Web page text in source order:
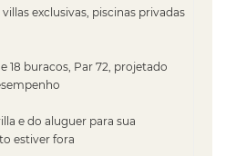
exclusivas, piscinas privadas
18 buracos, Par 72, projetado
e do aluguer para sua
estiver fora